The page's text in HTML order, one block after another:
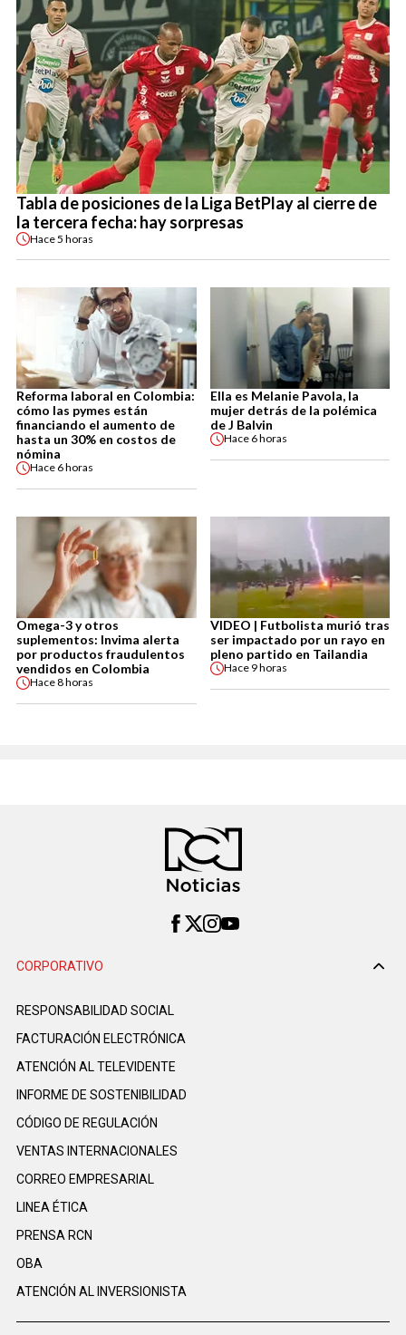
Tabla de posiciones de la Liga BetPlay al cierre de
la tercera fecha: hay sorpresas
Hace5 horas
Reforma laboral en Colombia:
cómo las pymes están
financiando el aumento de
hasta un 30% en costos de
nómina
Hace 6 horas
Ella es Melanie Pavola, la
mujer detrás de la polémica
de J Balvin
Hace 6 horas
Omega-3 y otros
suplementos: Invima alerta
por productos fraudulentos
vendidos en Colombia
Hace8 horas
VIDEO | Futbolista murió tras
ser impactado por un rayo en
pleno partido en Tailandia
Hace 9 horas
CORPORATIVO
RESPONSABILIDAD SOCIAL
FACTURACIÓN ELECTRÓNICA
ATENCIÓN AL TELEVIDENTE
INFORME DE SOSTENIBILIDAD
CÓDIGO DE REGULACIÓN
VENTAS INTERNACIONALES
CORREO EMPRESARIAL
LINEA ÉTICA
PRENSA RCN
OBA
ATENCIÓN AL INVERSIONISTA